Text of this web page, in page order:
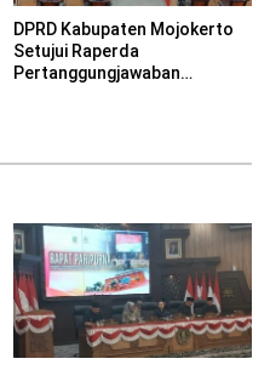
DPRD Kabupaten Mojokerto
Setujui Raperda
Pertanggungjawaban